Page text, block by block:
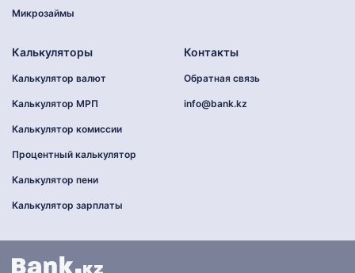
Микрозаймы
Калькуляторы
Калькулятор валют
Калькулятор МРП
Калькулятор комиссии
Процентный калькулятор
Калькулятор пени
Калькулятор зарплаты
Контакты
Обратная связь
info@bank.kz